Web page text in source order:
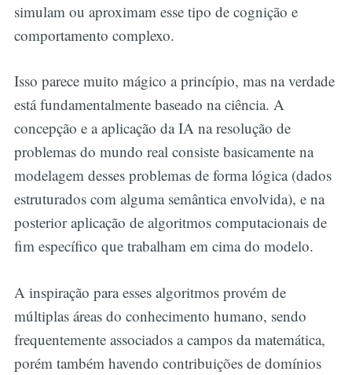
simulam ou aproximam esse tipo de cognição e
comportamento complexo.
Isso parece muito mágico a princípio, mas na verdade
está fundamentalmente baseado na ciência. A
concepção e a aplicação da IA na resolução de
problemas do mundo real consiste basicamente na
modelagem desses problemas de forma lógica (dados
estruturados com alguma semântica envolvida), e na
posterior aplicação de algoritmos computacionais de
fim específico que trabalham em cima do modelo.
A inspiração para esses algoritmos provém de
múltiplas áreas do conhecimento humano, sendo
frequentemente associados a campos da matemática,
porém também havendo contribuições de domínios